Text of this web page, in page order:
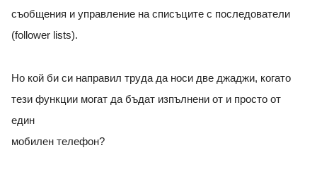
съобщения и управление на списъците с последователи
(follower lists).
Но кой би си направил труда да носи две джаджи, когато
тези функции могат да бъдат изпълнени от и просто от
един
мобилен телефон?